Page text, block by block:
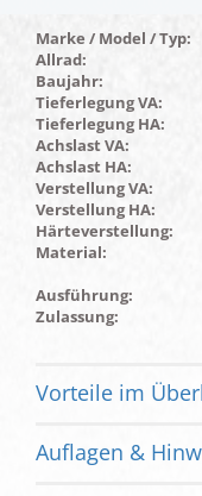
Marke / Model / Typ:
Allrad:
Baujahr:
Tieferlegung VA:
Tieferlegung HA:
Achslast VA:
Achslast HA:
Verstellung VA:
Verstellung HA:
Härteverstellung:
Material:
Ausführung:
Zulassung:
Vorteile im
Auflagen &